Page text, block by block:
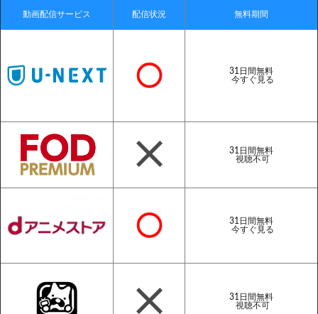
動画配信サービス 配信状況 無料期間
31日間無料
今すぐ見る
31日間無料
視聴不可
31日間無料
今すぐ見る
31日間無料
視聴不可